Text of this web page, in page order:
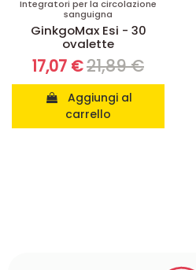
Integratori per la circolazione
sanguigna
GinkgoMax Esi - 30
ovalette
17,07 €21,89 €
carrello